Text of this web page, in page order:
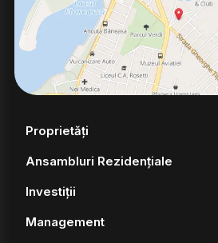
Proprietăți
Ansambluri Rezidențiale
Investiții
Management